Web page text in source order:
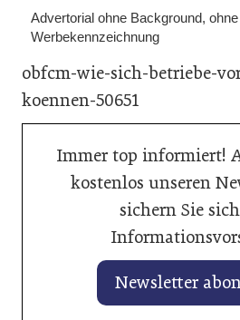
Advertorial ohne Background,
Werbekennzeichnung
obfcm-wie-sich-betriebe-
koennen-50651
Immer top informiert!
kostenlos unseren
sichern Sie
Newsletter